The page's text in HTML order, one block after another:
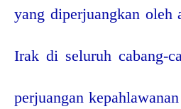
yang diperjuangkan oleh
Irak di seluruh cabang-
perjuangan kepahlawanan